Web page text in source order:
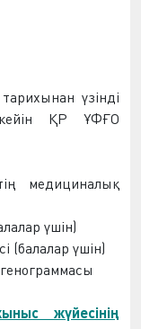
үзінді
кейін ҚР ҰФҒО
ң медициналық
үшін)
үшін)
жүйесінің